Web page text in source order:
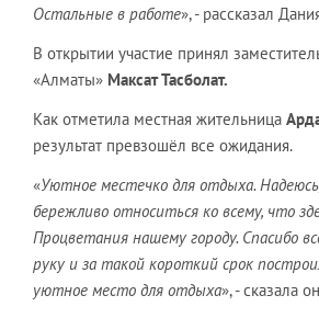
Остальные в работе», - рассказал
В открытии участие принял
«Алматы» Максат Тасболат.
Как отметила местная жительница
результат превзошёл все ожидания.
«Уютное местечко для отдыха.
бережливо относиться ко всему, что
Процветания нашему городу. Спасибо
руку и за такой короткий срок
уютное место для отдыха», - сказала